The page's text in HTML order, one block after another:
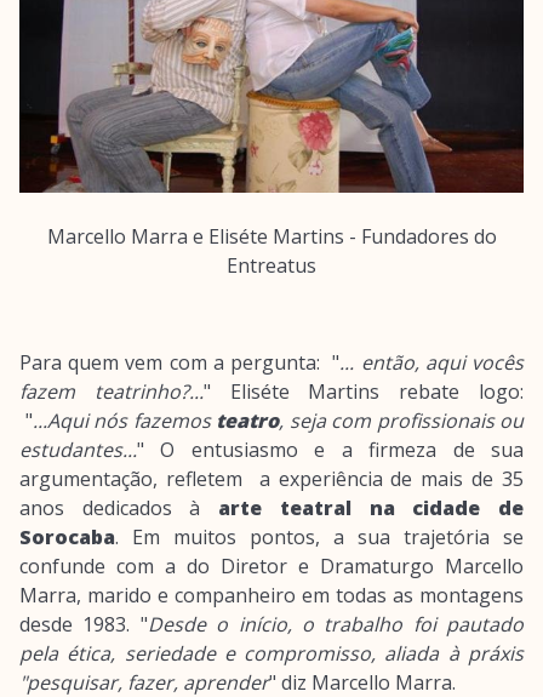
Marcello Marra e Eliséte Martins - Fundadores do
Entreatus
Para quem vem com a pergunta: "... então, aqui vocês
fazem teatrinho?..." Eliséte Martins rebate logo:
"...Aqui nós fazemos teatro, seja com profissionais ou
estudantes..." O entusiasmo e a firmeza de sua
argumentação, refletem a experiência de mais de 35
anos dedicados à arte teatral na cidade de
Sorocaba. Em muitos pontos, a sua trajetória se
confunde com a do Diretor e Dramaturgo Marcello
Marra, marido e companheiro em todas as montagens
desde 1983. "Desde o início, o trabalho foi pautado
pela ética, seriedade e compromisso, aliada à práxis
"pesquisar, fazer, aprender" diz Marcello Marra.